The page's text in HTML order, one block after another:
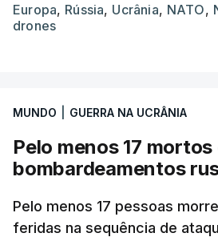
Europa, Rússia, Ucrânia, NATO,
drones
MUNDO GUERRA NA UCRÂNIA
Pelo menos 17 mortos
bombardeamentos
Pelo menos 17 pessoas
feridas na sequência de